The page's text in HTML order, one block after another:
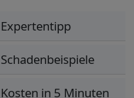
Expertentipp
Schadenbeispiele
Kosten in 5 Minuten